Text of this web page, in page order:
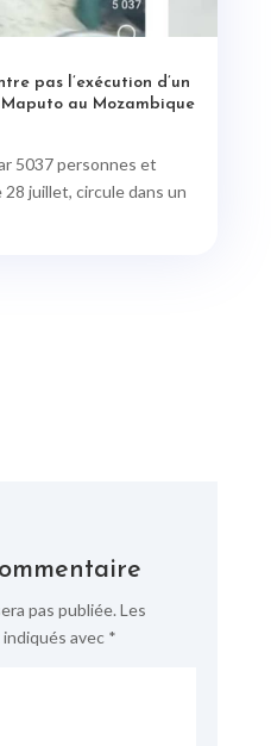
pas l’exécution d’un
au Mozambique
5037 personnes et
juillet, circule dans un
pas publiée. Les
avec *